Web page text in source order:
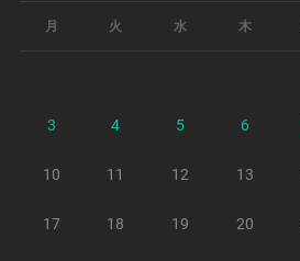
月 火 水 木
3 4 5 6
10 11 12 13
17 18 19 20